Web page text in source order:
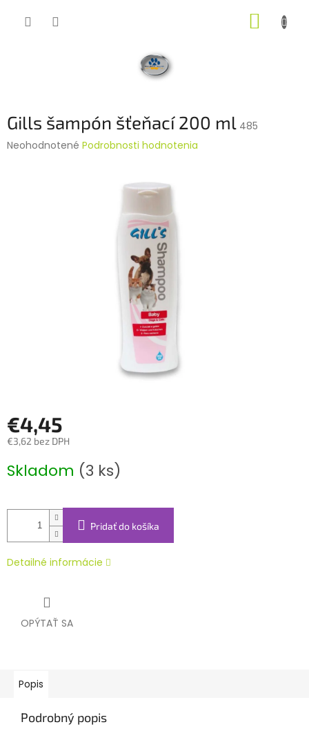
Gills šampón šťeňací 200 ml 485
Priemerné
Neohodnotené Podrobnosti hodnotenia
€4,45
€3,62 bez DPH
cena:
Skladom (3 ks)
Pridať do košíka
Detailné informácie
OPÝTAŤ SA
Popis
Podrobný popis